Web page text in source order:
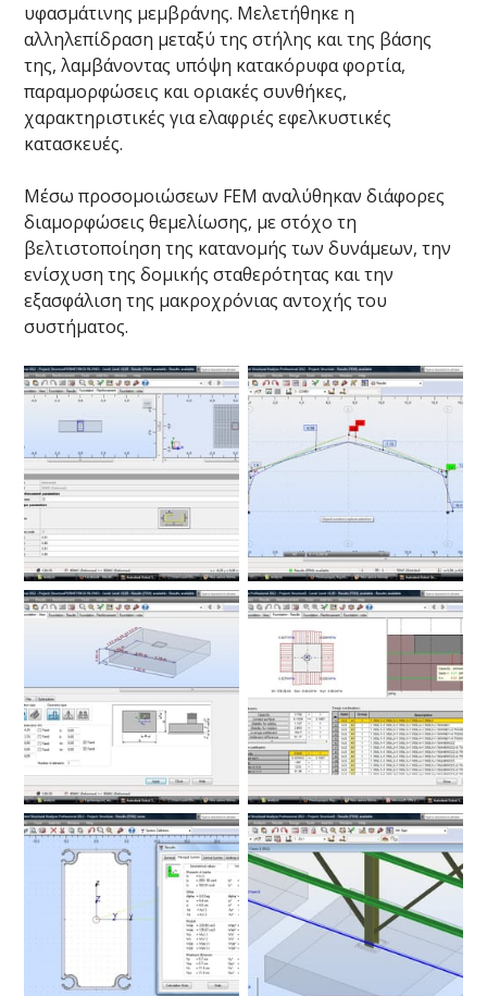
υφασμάτινης μεμβράνης. Μελετήθηκε η
αλληλεπίδραση μεταξύ της στήλης και της βάσης
της, λαμβάνοντας υπόψη κατακόρυφα φορτία,
παραμορφώσεις και οριακές συνθήκες,
χαρακτηριστικές για ελαφριές εφελκυστικές
κατασκευές.
Μέσω προσομοιώσεων FEM αναλύθηκαν διάφορες
διαμορφώσεις θεμελίωσης, με στόχο τη
βελτιστοποίηση της κατανομής των δυνάμεων, την
ενίσχυση της δομικής σταθερότητας και την
εξασφάλιση της μακροχρόνιας αντοχής του
συστήματος.